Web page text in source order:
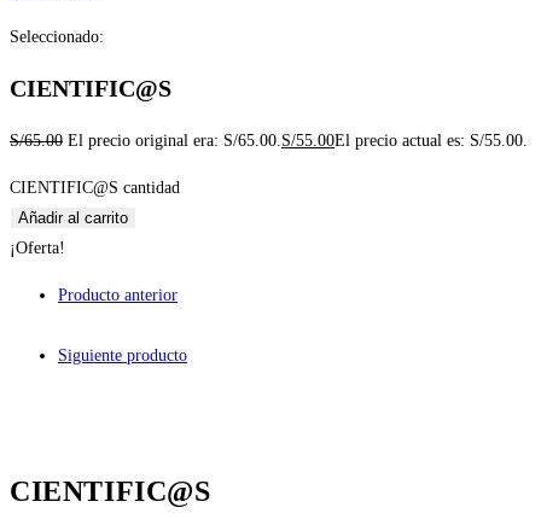
Seleccionado:
CIENTIFIC@S
S/65.00 El precio original era: S/65.00. S/55.00El precio actual es: S/55.00.
CIENTIFIC@S cantidad
Añadir al carrito
¡Oferta!
Producto anterior
Siguiente producto
CIENTIFIC@S